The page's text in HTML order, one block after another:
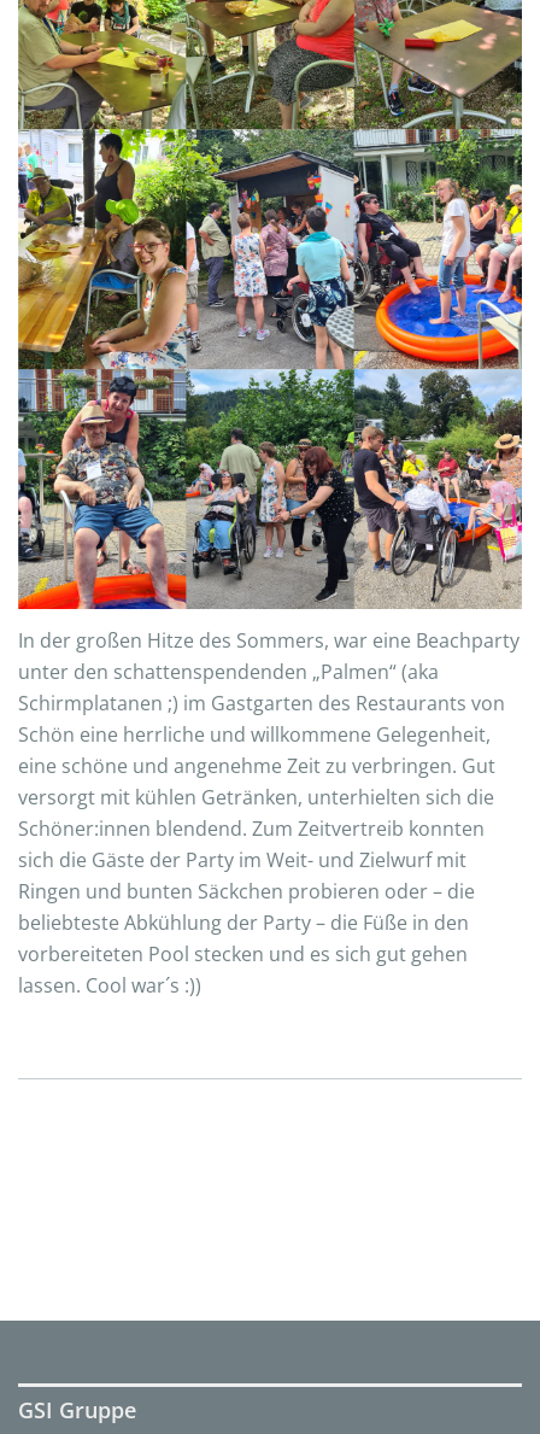
In der großen Hitze des Sommers, war eine Beachparty
unter den schattenspendenden „Palmen“ (aka
Schirmplatanen ;) im Gastgarten des Restaurants von
Schön eine herrliche und willkommene Gelegenheit,
eine schöne und angenehme Zeit zu verbringen. Gut
versorgt mit kühlen Getränken, unterhielten sich die
Schöner:innen blendend. Zum Zeitvertreib konnten
sich die Gäste der Party im Weit- und Zielwurf mit
Ringen und bunten Säckchen probieren oder – die
beliebteste Abkühlung der Party – die Füße in den
vorbereiteten Pool stecken und es sich gut gehen
lassen. Cool war´s :))
GSI Gruppe